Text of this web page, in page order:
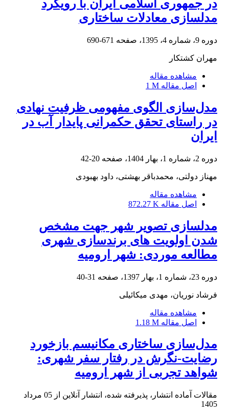
در جمهوری اسلامی ایران با رویکرد
مدلسازی معادلات ساختاری
دوره 9، شماره 4، 1395، صفحه 671-690
مهران کشتکار
مشاهده مقاله
اصل مقاله 1 M
مدل‌سازی الگوی مفهومی ظرفیت نهادی
در راستای تحقق حکمرانی پایدار آب در
ایران
دوره 2، شماره 1، بهار 1404، صفحه 20-42
مهناز دولتی، محمدباقر بهشتی، داود بهبودی
مشاهده مقاله
اصل مقاله 872.27 K
مدلسازی تصویر شهر جهت مشخص
شدن اولویت های برندسازی شهری
مطالعه موردی: شهر ارومیه
دوره 23، شماره 1، بهار 1397، صفحه 31-40
فرشاد نوریان، مهدی میکائیلی
مشاهده مقاله
اصل مقاله 1.18 M
مدل‌سازی ساختاری مکانیسم بازخورد
رضایت-نگرش در رفتار سفر شهری:
شواهد تجربی از شهر ارومیه
مقالات آماده انتشار، پذیرفته شده، انتشار آنلاین از
05 مرداد
1405